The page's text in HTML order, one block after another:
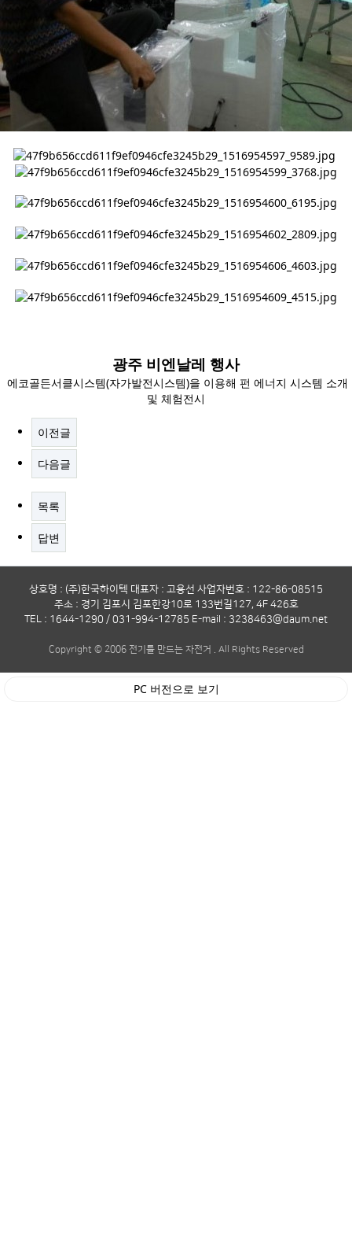
광주 비엔날레 행사
에코골든서클시스템(자가발전시스템)을 이용해 펀 에너지 시스템 소개
및 체험전시
이전글
다음글
목록
답변
상호명 : (주)한국하이텍 대표자 : 고용선 사업자번호 : 122-86-08515
주소 : 경기 김포시 김포한강10로 133번길127, 4F 426호
TEL : 1644-1290 / 031-994-12785 E-mail : 3238463@daum.net
Copyright © 2006 전기를 만드는 자전거 . All Rights Reserved
PC 버전으로 보기